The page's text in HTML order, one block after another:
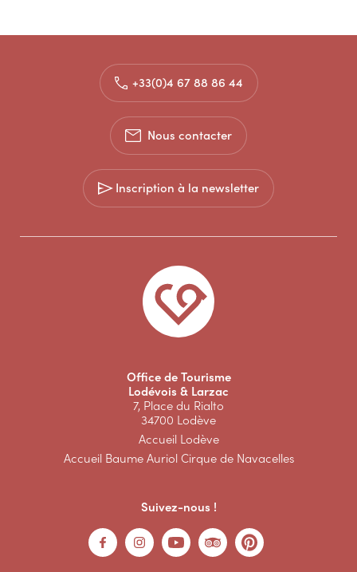
+33(0)4 67 88 86 44
Nous contacter
Inscription à la newsletter
Office de Tourisme
Lodévois & Larzac
7, Place du Rialto
34700 Lodève
Accueil Lodève
Accueil Baume Auriol Cirque de Navacelles
Suivez-nous !